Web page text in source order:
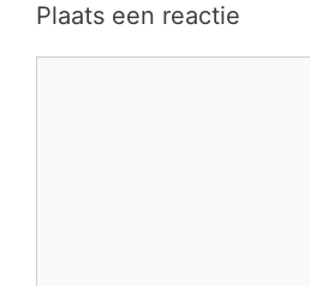
Plaats een reactie